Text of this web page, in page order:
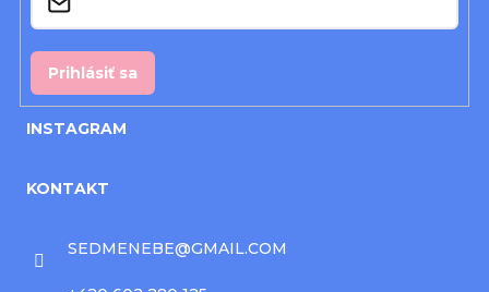
Prihlásiť sa
INSTAGRAM
KONTAKT
SEDMENEBE@GMAIL.COM